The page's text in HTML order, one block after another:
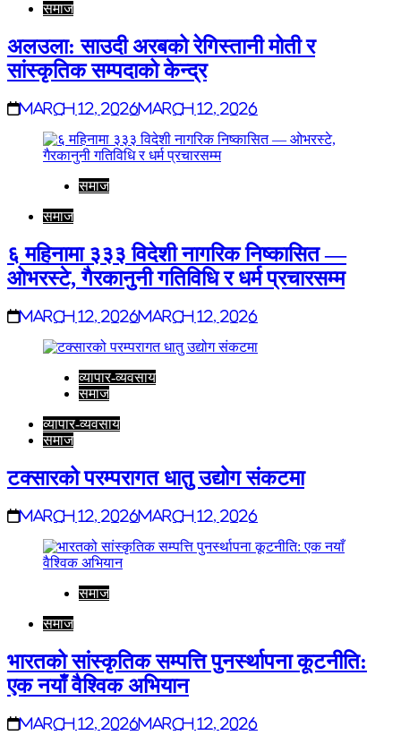
समाज
अलउला: साउदी अरबको रेगिस्तानी मोती र
सांस्कृतिक सम्पदाको केन्द्र
March 12, 2026March 12, 2026
समाज
समाज
६ महिनामा ३३३ विदेशी नागरिक निष्कासित —
ओभरस्टे, गैरकानुनी गतिविधि र धर्म प्रचारसम्म
March 12, 2026March 12, 2026
व्यापार-व्यवसाय
समाज
व्यापार-व्यवसाय
समाज
टक्सारको परम्परागत धातु उद्योग संकटमा
March 12, 2026March 12, 2026
समाज
समाज
भारतको सांस्कृतिक सम्पत्ति पुनर्स्थापना कूटनीति:
एक नयाँ वैश्विक अभियान
March 12, 2026March 12, 2026